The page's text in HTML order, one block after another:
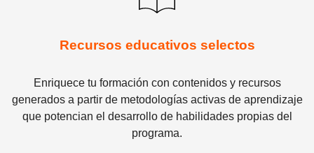
Recursos educativos selectos
Enriquece tu formación con contenidos y recursos
generados a partir de metodologías activas de aprendizaje
que potencian el desarrollo de habilidades propias del
programa.